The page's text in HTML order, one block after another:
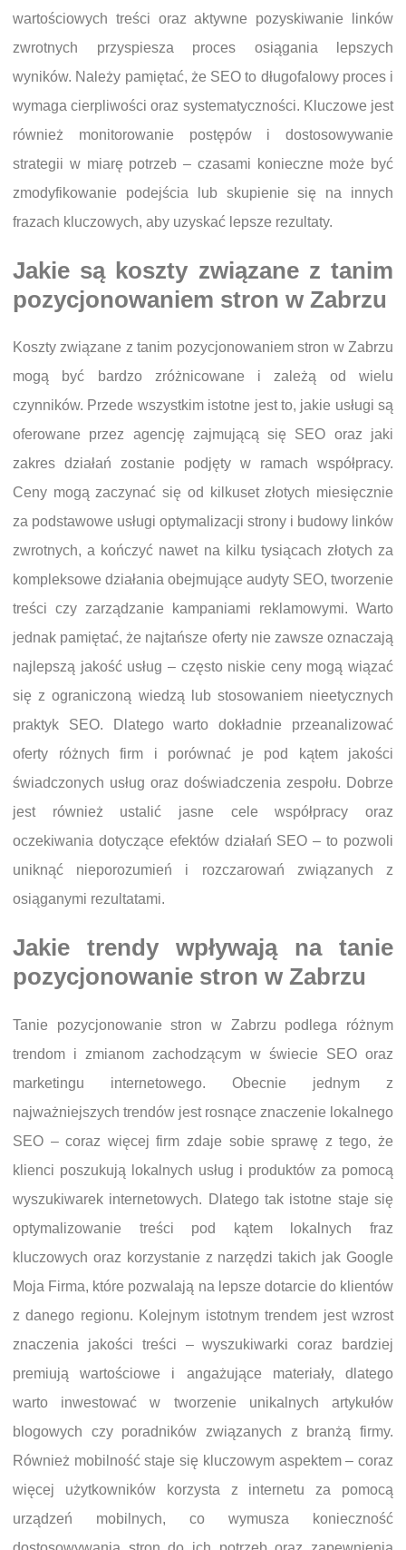
wartościowych treści oraz aktywne pozyskiwanie linków
zwrotnych przyspiesza proces osiągania lepszych
wyników. Należy pamiętać, że SEO to długofalowy proces i
wymaga cierpliwości oraz systematyczności. Kluczowe jest
również monitorowanie postępów i dostosowywanie
strategii w miarę potrzeb – czasami konieczne może być
zmodyfikowanie podejścia lub skupienie się na innych
frazach kluczowych, aby uzyskać lepsze rezultaty.
Jakie są koszty związane z tanim
pozycjonowaniem stron w Zabrzu
Koszty związane z tanim pozycjonowaniem stron w Zabrzu
mogą być bardzo zróżnicowane i zależą od wielu
czynników. Przede wszystkim istotne jest to, jakie usługi są
oferowane przez agencję zajmującą się SEO oraz jaki
zakres działań zostanie podjęty w ramach współpracy.
Ceny mogą zaczynać się od kilkuset złotych miesięcznie
za podstawowe usługi optymalizacji strony i budowy linków
zwrotnych, a kończyć nawet na kilku tysiącach złotych za
kompleksowe działania obejmujące audyty SEO, tworzenie
treści czy zarządzanie kampaniami reklamowymi. Warto
jednak pamiętać, że najtańsze oferty nie zawsze oznaczają
najlepszą jakość usług – często niskie ceny mogą wiązać
się z ograniczoną wiedzą lub stosowaniem nieetycznych
praktyk SEO. Dlatego warto dokładnie przeanalizować
oferty różnych firm i porównać je pod kątem jakości
świadczonych usług oraz doświadczenia zespołu. Dobrze
jest również ustalić jasne cele współpracy oraz
oczekiwania dotyczące efektów działań SEO – to pozwoli
uniknąć nieporozumień i rozczarowań związanych z
osiąganymi rezultatami.
Jakie trendy wpływają na tanie
pozycjonowanie stron w Zabrzu
Tanie pozycjonowanie stron w Zabrzu podlega różnym
trendom i zmianom zachodzącym w świecie SEO oraz
marketingu internetowego. Obecnie jednym z
najważniejszych trendów jest rosnące znaczenie lokalnego
SEO – coraz więcej firm zdaje sobie sprawę z tego, że
klienci poszukują lokalnych usług i produktów za pomocą
wyszukiwarek internetowych. Dlatego tak istotne staje się
optymalizowanie treści pod kątem lokalnych fraz
kluczowych oraz korzystanie z narzędzi takich jak Google
Moja Firma, które pozwalają na lepsze dotarcie do klientów
z danego regionu. Kolejnym istotnym trendem jest wzrost
znaczenia jakości treści – wyszukiwarki coraz bardziej
premiują wartościowe i angażujące materiały, dlatego
warto inwestować w tworzenie unikalnych artykułów
blogowych czy poradników związanych z branżą firmy.
Również mobilność staje się kluczowym aspektem – coraz
więcej użytkowników korzysta z internetu za pomocą
urządzeń mobilnych, co wymusza konieczność